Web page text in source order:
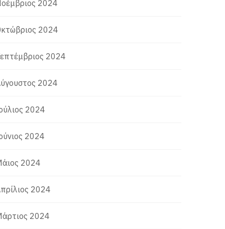
2024
2024
2024
2024
2024
2024
2024
2024
2024